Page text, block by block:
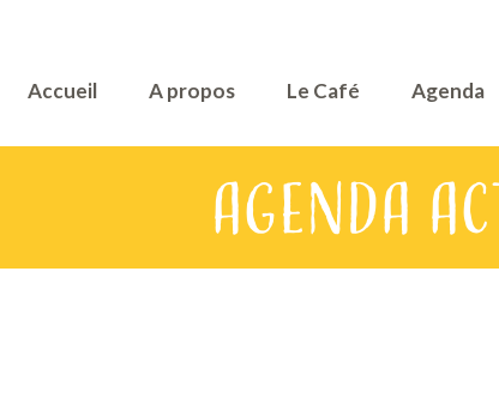
Accueil A propos Le Café Agenda
Agenda